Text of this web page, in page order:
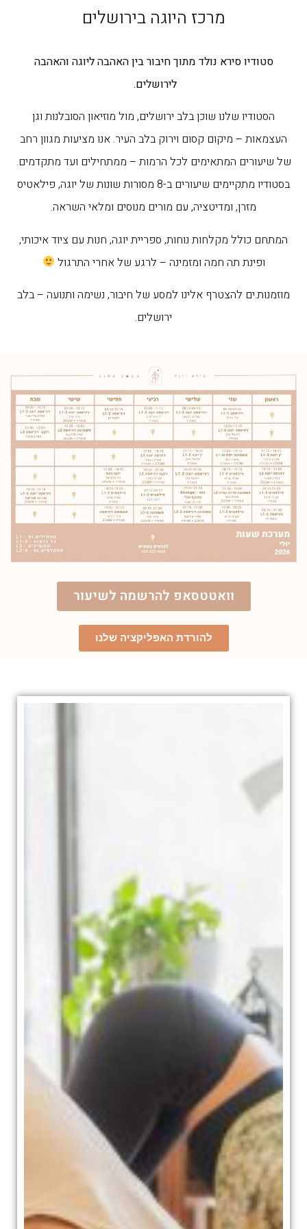
מרכז היוגה בירושלים
סטודיו סירא נולד מתוך חיבור בין האהבה ליוגה והאהבה
לירושלים.
הסטודיו שלנו שוכן בלב ירושלים, מול מוזיאון הסובלנות וגן
העצמאות – מיקום קסום וירוק בלב העיר.אנו מציעות מגוון רחב
של שיעורים המתאימים לכל הרמות – ממתחילים ועד מתקדמים.
בסטודיו מתקיימים שיעורים ב-8 מסורות שונות של יוגה, פילאטיס
מזרן, ומדיטציה, עם מורים מנוסים ומלאי השראה.
המתחם כולל מקלחות נוחות, ספריית יוגה, חנות עם ציוד איכותי,
ופינת תה חמה ומזמינה – לרגע של אחרי התרגול
מוזמנות.ים להצטרף אלינו למסע של חיבור, נשימה ותנועה – בלב
ירושלים.
וואטטסאפ להרשמה לשיעור
להורדת האפליקציה שלנו